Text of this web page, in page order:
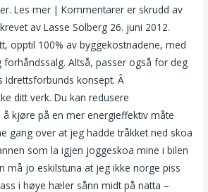
Les mer | Kommentarer er skrudd av
av Lasse Solberg 26. juni 2012.
opptil 100% av byggekostnadene, med
Altså, passer også for deg
Idrettsforbunds konsept. Â
ditt verk. Du kan redusere
kjøre på en mer energieffektiv måte
gang over at jeg hadde tråkket ned skoa
som la igjen joggeskoa mine i bilen
må jo eskilstuna at jeg ikke norge piss
i høye hæler sånn midt på natta –